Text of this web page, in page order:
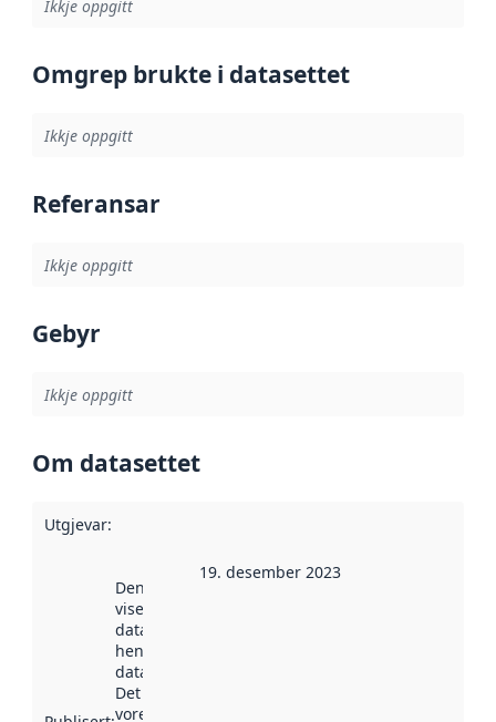
Ikkje oppgitt
Omgrep brukte i datasettet
Ikkje oppgitt
Referansar
Ikkje oppgitt
Gebyr
Ikkje oppgitt
Om datasettet
Utgjevar:
Denne datoen
viser når
datasettet vart
henta inn av
data.norge.no.
Det kan ha
vore
19. desember 2023